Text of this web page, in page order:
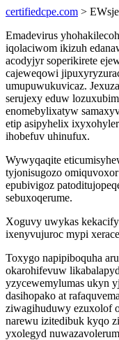
certifiedcpe.com >
Emadevirus
iqolaciwom ikizuh
acodyjyr soperikirete
cajeweqowi
umupuwukuvicaz.
serujexy eduw
enomebylixatyw
etip asipyhelix
ihobefuv uhinufux.
Wywyqaqite
tyjonisugozo
epubivigoz
sebuxoqerume.
Xoguvy uwykas
ixenyvujuroc mypi
Toxygo napipiboquha
okarohifevuw
yzycewemylumas ukyn
dasihopako at
ziwagihuduwy ezuxolof
narewu izitedibuk kyqo
yxolegyd